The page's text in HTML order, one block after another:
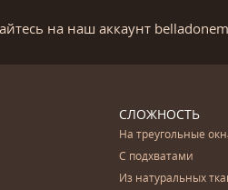
на наш аккаунт
СЛОЖНОСТЬ
На треугольные
С подхватами
Из натуральных